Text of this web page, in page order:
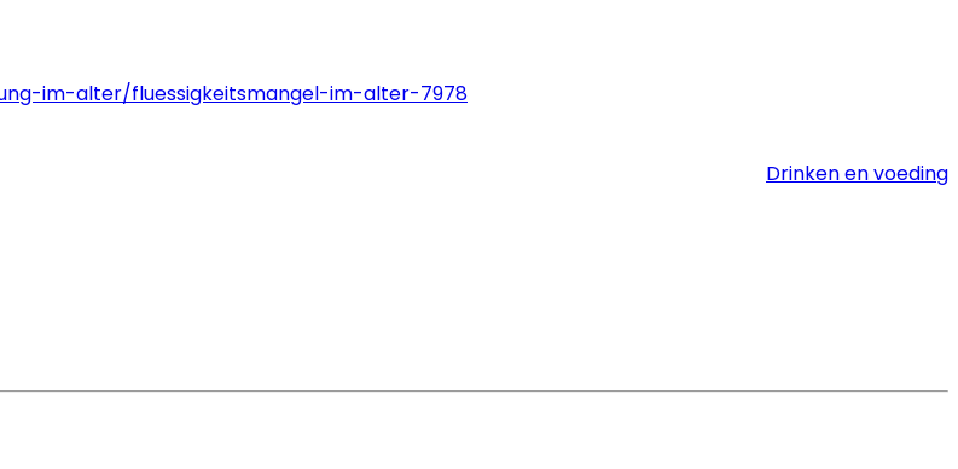
im-alter/fluessigkeitsmangel-im-alter-7978
Drinken en voeding